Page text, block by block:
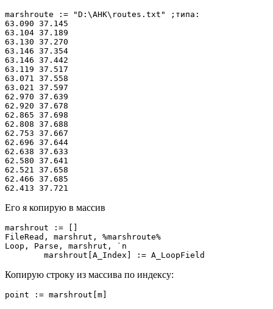
marshroute := "D:\AHK\routes.txt" ;типа:
63.090 37.145
63.104 37.189
63.130 37.270
63.146 37.354
63.146 37.442
63.119 37.517
63.071 37.558
63.021 37.597
62.970 37.639
62.920 37.678
62.865 37.698
62.808 37.688
62.753 37.667
62.696 37.644
62.638 37.633
62.580 37.641
62.521 37.658
62.466 37.685
62.413 37.721
Его я копирую в массив
marshrout := []
FileRead, marshrut, %marshroute%
Loop, Parse, marshrut, `n
	marshrout[A_Index] := A_LoopField
Копирую строку из массива по индексу:
point := marshrout[m]